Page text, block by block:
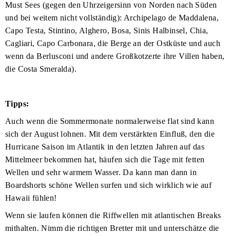
Must Sees (gegen den Uhrzeigersinn von Norden nach Süden
und bei weitem nicht vollständig): Archipelago de Maddalena,
Capo Testa, Stintino, Alghero, Bosa, Sinis Halbinsel, Chia,
Cagliari, Capo Carbonara, die Berge an der Ostküste und auch
wenn da Berlusconi und andere Großkotzerte ihre Villen haben,
die Costa Smeralda).
Tipps:
Auch wenn die Sommermonate normalerweise flat sind kann
sich der August lohnen. Mit dem verstärkten Einfluß, den die
Hurricane Saison im Atlantik in den letzten Jahren auf das
Mittelmeer bekommen hat, häufen sich die Tage mit fetten
Wellen und sehr warmem Wasser. Da kann man dann in
Boardshorts schöne Wellen surfen und sich wirklich wie auf
Hawaii fühlen!
Wenn sie laufen können die Riffwellen mit atlantischen Breaks
mithalten. Nimm die richtigen Bretter mit und unterschätze die